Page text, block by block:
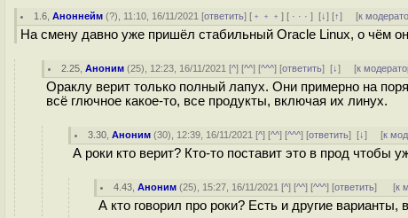
1.6 ,Аноннейм (?), 11:10, 16/11/2021 [ответить] [ ﹢﹢﹢] [ · · ·][↓] [↑] [к
На смену давно уже пришёл стабильный Oracle Linux, о чём
2.25 ,Аноним (25), 12:23, 16/11/2021 [^] [^^] [^^^] [ответить][↓] [к
Ораклу верит только полный лапух. Они примерно на
всё глючное какое-то, все продукты, включая их линух.
3.30 ,Аноним (30), 12:39, 16/11/2021 [^] [^^] [^^^] [ответить][↓] [к
А роки кто верит? Кто-то поставит это в прод чтобы
4.43 ,Аноним (25), 15:27, 16/11/2021 [^] [^^] [^^^] [ответить] [к
А кто говорил про роки? Есть и другие